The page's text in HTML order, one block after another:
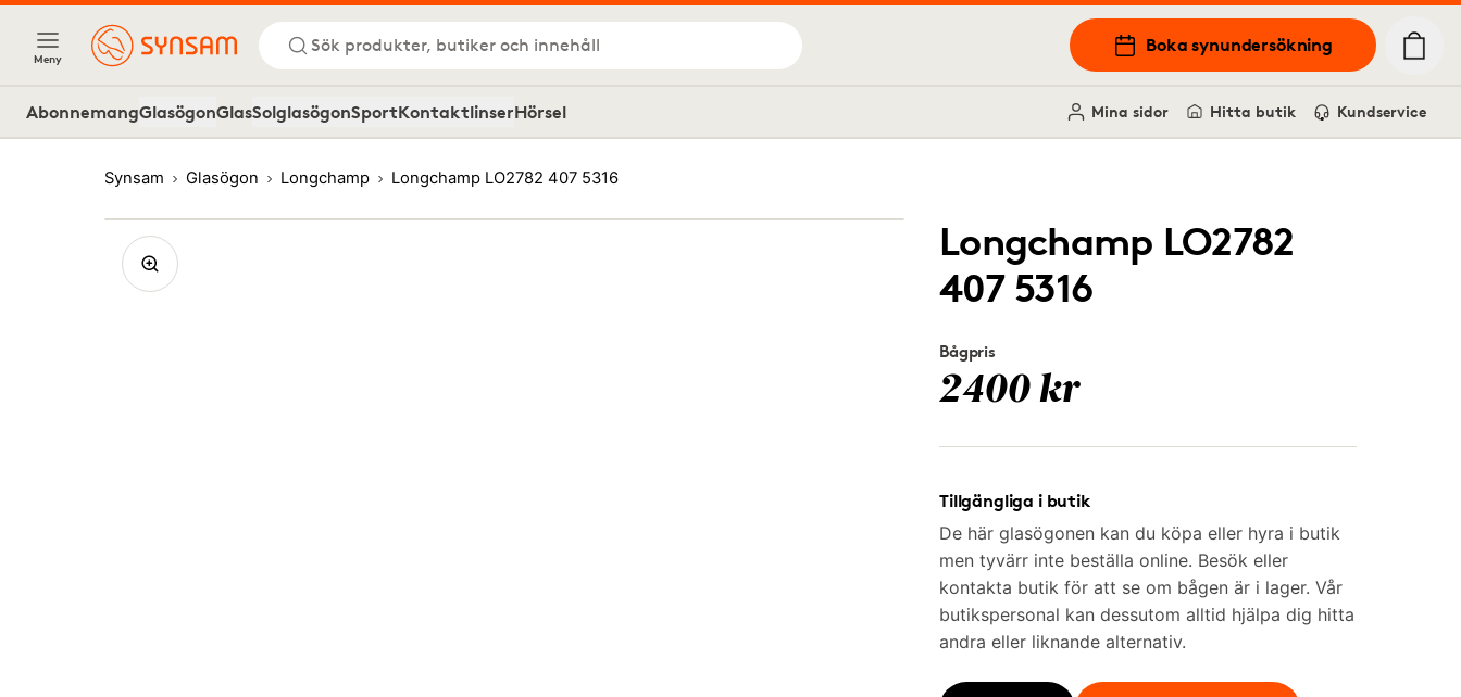
Meny
Sök produkter, butiker och innehåll Boka synundersökning
AbonnemangGlasögonGlasSolglasögonSportKontaktlinserHörsel Mina sidor Hitta butik Kundservice
Synsam Glasögon Longchamp Longchamp LO2782 407 5316
Longchamp LO2782
407 5316
Bågpris
2400 kr
Tillgängliga i butik
De här glasögonen kan du köpa eller hyra i butik
men tyvärr inte beställa online. Besök eller
kontakta butik för att se om bågen är i lager. Vår
butikspersonal kan dessutom alltid hjälpa dig hitta
andra eller liknande alternativ.